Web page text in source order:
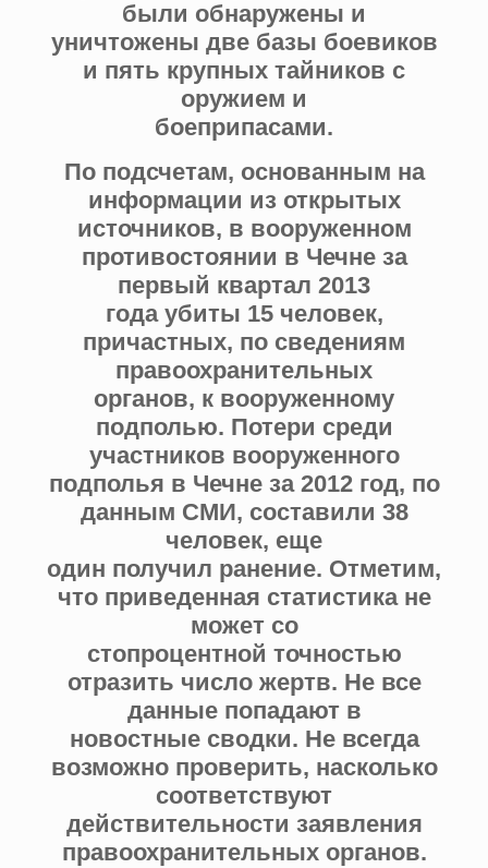
были обнаружены и
уничтожены две базы боевиков
и пять крупных тайников с
оружием и
боеприпасами.
По подсчетам, основанным на
информации из открытых
источников, в вооруженном
противостоянии в Чечне за
первый квартал 2013
года убиты 15 человек,
причастных, по сведениям
правоохранительных
органов, к вооруженному
подполью. Потери среди
участников вооруженного
подполья в Чечне за 2012 год, по
данным СМИ, составили 38
человек, еще
один получил ранение. Отметим,
что приведенная статистика не
может со
стопроцентной точностью
отразить число жертв. Не все
данные попадают в
новостные сводки. Не всегда
возможно проверить, насколько
соответствуют
действительности заявления
правоохранительных органов.